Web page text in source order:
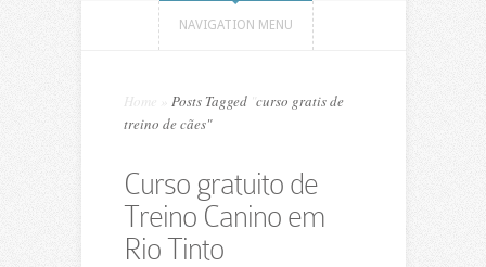
NAVIGATION MENU
Home Posts Tagged curso gratis de
treino de cães"
Curso gratuito de
Treino Canino em
Rio Tinto